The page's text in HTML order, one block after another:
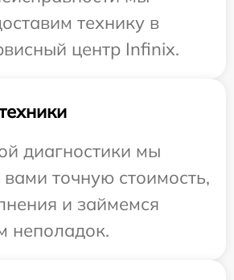
технику в
центр Infinix.
диагностики мы
вами точную стоимость,
и займемся
неполадок.